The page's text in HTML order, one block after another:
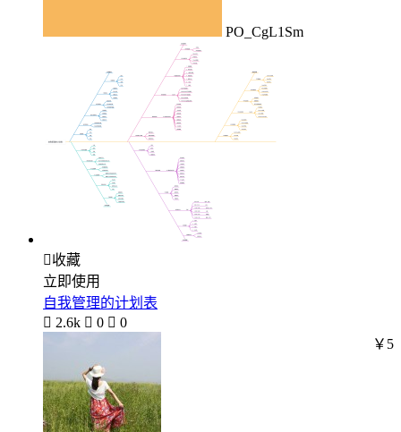
PO_CgL1Sm
收藏
立即使用
自我管理的计划表
 2.6k  0  0
￥5